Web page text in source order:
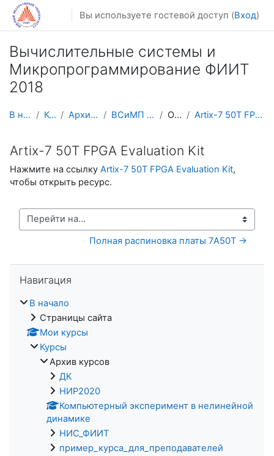
Перейти к основному содержанию
Вы используете гостевой доступ (Вход)
Вычислительные системы и
Микропрограммирование ФИИТ
2018
В начало Курсы Архив курсов ВСиМП ФИИТ 2018 Общее Artix-7 50T FPGA Evaluation Kit
Artix-7 50T FPGA Evaluation Kit
Нажмите на ссылку Artix-7 50T FPGA Evaluation Kit,
чтобы открыть ресурс.
Перейти на...
Полная распиновка платы 7A50T →
Навигация
В начало
Страницы сайта
Мои курсы
Курсы
Архив курсов
ДК
НИР2020
Компьютерный эксперимент в нелинейной
динамике
НИС_ФИИТ
пример_курса_для_преподавателей